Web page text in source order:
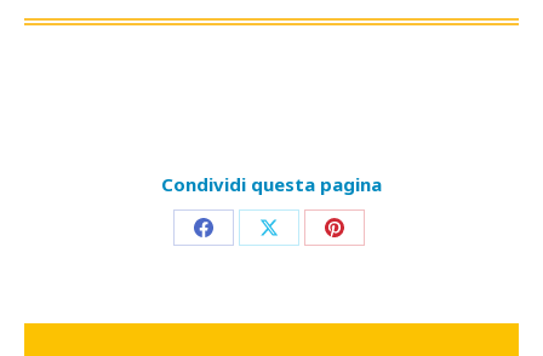
Tu sei qui:
Condividi questa pagina
Condividi
Facebook
Condividi
X
Condividi
Pinterest